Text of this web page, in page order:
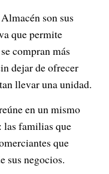
son sus
que permite
compran más
dejar de ofrecer
llevar una unidad.
en un mismo
las familias que
que
sus negocios.